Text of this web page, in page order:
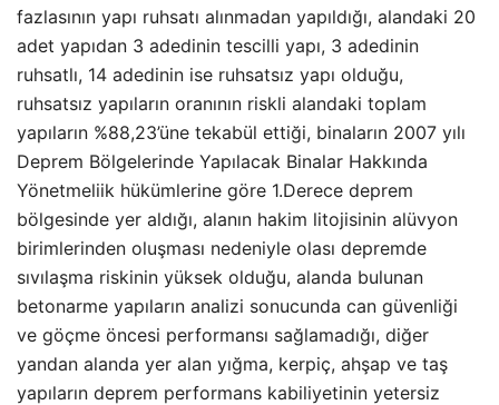
fazlasının yapı ruhsatı alınmadan yapıldığı, alandaki 20
adet yapıdan 3 adedinin tescilli yapı, 3 adedinin
ruhsatlı, 14 adedinin ise ruhsatsız yapı olduğu,
ruhsatsız yapıların oranının riskli alandaki toplam
yapıların %88,23’üne tekabül ettiği, binaların 2007 yılı
Deprem Bölgelerinde Yapılacak Binalar Hakkında
Yönetmeliik hükümlerine göre 1.Derece deprem
bölgesinde yer aldığı, alanın hakim litojisinin alüvyon
birimlerinden oluşması nedeniyle olası depremde
sıvılaşma riskinin yüksek olduğu, alanda bulunan
betonarme yapıların analizi sonucunda can güvenliği
ve göçme öncesi performansı sağlamadığı, diğer
yandan alanda yer alan yığma, kerpiç, ahşap ve taş
yapıların deprem performans kabiliyetinin yetersiz